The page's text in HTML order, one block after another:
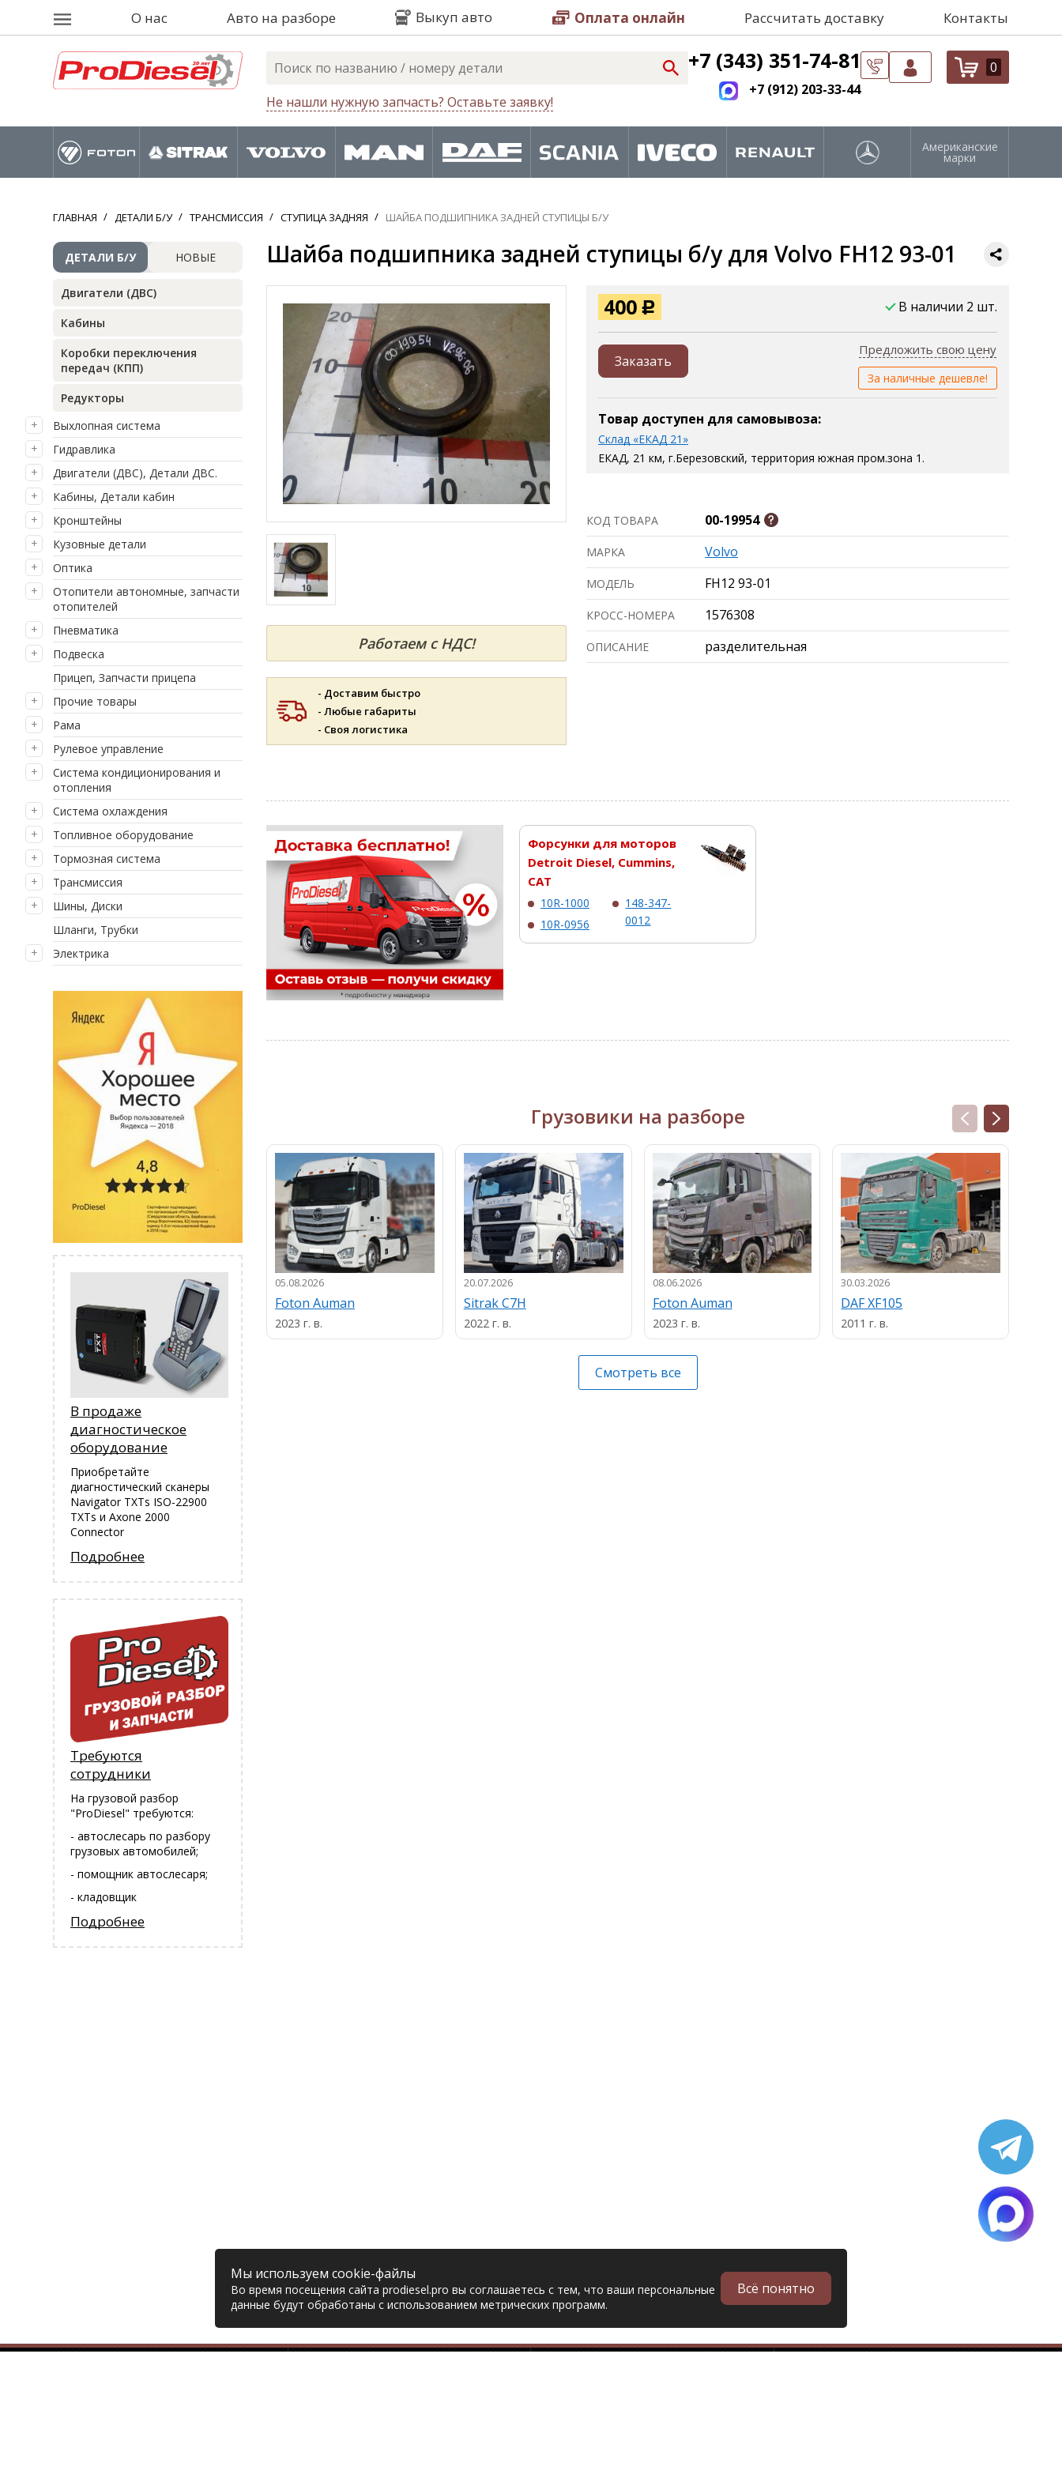
О нас Авто на разборе Выкуп авто Оплата онлайн Рассчитать доставку Контакты
Не нашли нужную запчасть? Оставьте заявку!
+7 (343) 351-74-81
+7 (912) 203-33-44
0
Американские
марки
ГЛАВНАЯ ДЕТАЛИ Б/У ТРАНСМИССИЯ СТУПИЦА ЗАДНЯЯ ШАЙБА ПОДШИПНИКА ЗАДНЕЙ СТУПИЦЫ Б/У
ДЕТАЛИ Б/У НОВЫЕ
Двигатели (ДВС)
Кабины
Коробки переключения
передач (КПП)
Редукторы
Выхлопная система
Гидравлика
Двигатели (ДВС), Детали ДВС.
Кабины, Детали кабин
Кронштейны
Кузовные детали
Оптика
Отопители автономные, запчасти
отопителей
Пневматика
Подвеска
Прицеп, Запчасти прицепа
Прочие товары
Рама
Рулевое управление
Система кондиционирования и
отопления
Система охлаждения
Топливное оборудование
Тормозная система
Трансмиссия
Шины, Диски
Шланги, Трубки
Электрика
В продаже
диагностическое
оборудование
Приобретайте
диагностический сканеры
Navigator TXTs ISO-22900
TXTs и Аxone 2000
Connector
Подробнее
Требуются
сотрудники
На грузовой разбор
"ProDiesel" требуются:
- автослесарь по разбору
грузовых автомобилей;
- помощник автослесаря;
- кладовщик
Подробнее
Шайба подшипника задней ступицы б/у для Volvo FH12 93-01
Работаем с НДС!
- Доставим быстро
- Любые габариты
- Своя логистика
400 Р В наличии 2 шт.
Заказать
Предложить свою цену
За наличные дешевле!
Товар доступен для самовывоза:
Склад «ЕКАД 21»
ЕКАД, 21 км, г.Березовский, территория южная пром.зона 1.
КОД ТОВАРА 00-19954
МАРКА Volvo
МОДЕЛЬ FH12 93-01
КРОСС-НОМЕРА 1576308
ОПИСАНИЕ разделительная
Форсунки для моторов
Detroit Diesel, Cummins,
CAT
10R-1000
10R-0956
148-347-
0012
Грузовики на разборе
05.08.2026
Foton Auman
2023 г. в.
20.07.2026
Sitrak C7H
2022 г. в.
08.06.2026
Foton Auman
2023 г. в.
30.03.2026
DAF XF105
2011 г. в.
Смотреть все
Мы используем cookie-файлы
Во время посещения сайта prodiesel.pro вы соглашаетесь с тем, что ваши персональные
данные будут обработаны с использованием метрических программ.
Всё понятно